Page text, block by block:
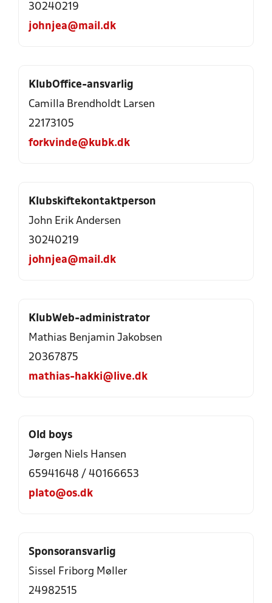
30240219
johnjea@mail.dk
KlubOffice-ansvarlig
Camilla Brendholdt Larsen
22173105
forkvinde@kubk.dk
Klubskiftekontaktperson
John Erik Andersen
30240219
johnjea@mail.dk
KlubWeb-administrator
Mathias Benjamin Jakobsen
20367875
mathias-hakki@live.dk
Old boys
Jørgen Niels Hansen
65941648 / 40166653
plato@os.dk
Sponsoransvarlig
Sissel Friborg Møller
24982515